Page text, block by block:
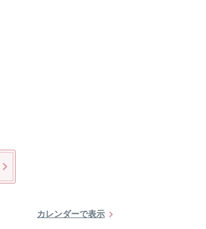
カレンダーで表示